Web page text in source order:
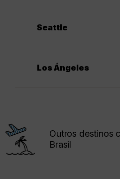
Seattle
Los Ángeles
Outros destinos
Brasil